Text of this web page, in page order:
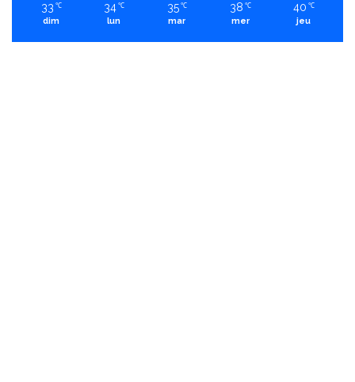
33 ℃
dim
34 ℃
lun
35 ℃
mar
38 ℃
mer
40 ℃
jeu